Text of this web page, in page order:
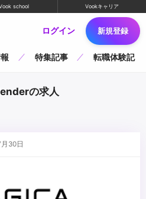
school Vookキャリア
ログイン 新規登録
特集記事 転職体験記
の求人
30日